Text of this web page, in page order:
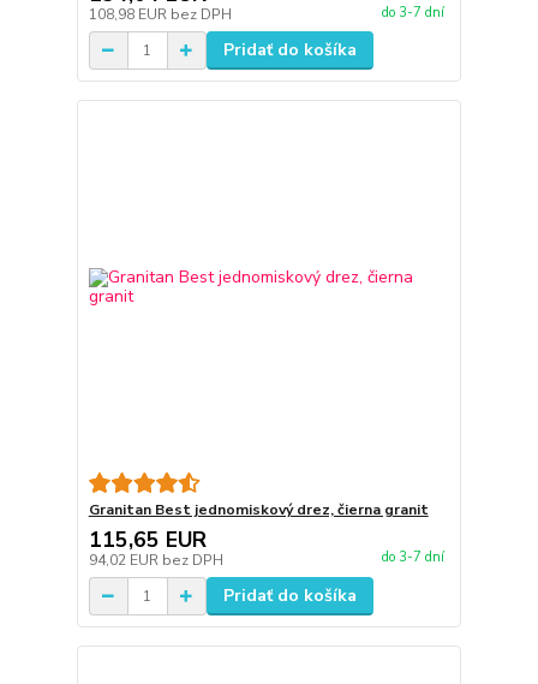
108,98 EUR bez DPH do 3-7 dní
Pridať do košíka
Granitan Best jednomiskový drez, čierna granit
115,65 EUR
94,02 EUR bez DPH do 3-7 dní
Pridať do košíka